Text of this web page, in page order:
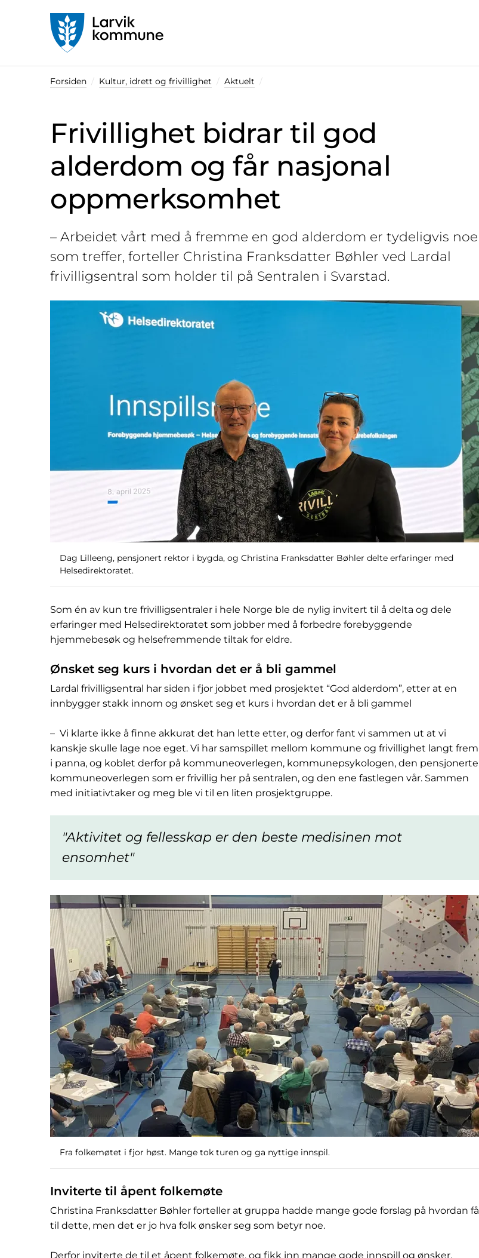
Forsiden Kultur, idrett og frivillighet Aktuelt
Frivillighet bidrar til god
alderdom og får nasjonal
oppmerksomhet
– Arbeidet vårt med å fremme en god alderdom er tydeligvis noe
som treffer, forteller Christina Franksdatter Bøhler ved Lardal
frivilligsentral som holder til på Sentralen i Svarstad.
Dag Lilleeng, pensjonert rektor i bygda, og Christina Franksdatter Bøhler delte erfaringer med
Helsedirektoratet.
Som én av kun tre frivilligsentraler i hele Norge ble de nylig invitert til å delta og dele
erfaringer med Helsedirektoratet som jobber med å forbedre forebyggende
hjemmebesøk og helsefremmende tiltak for eldre.
Ønsket seg kurs i hvordan det er å bli gammel
Lardal frivilligsentral har siden i fjor jobbet med prosjektet “God alderdom”, etter at en
innbygger stakk innom og ønsket seg et kurs i hvordan det er å bli gammel
– Vi klarte ikke å finne akkurat det han lette etter, og derfor fant vi sammen ut at vi
kanskje skulle lage noe eget. Vi har samspillet mellom kommune og frivillighet langt frem
i panna, og koblet derfor på kommuneoverlegen, kommunepsykologen, den pensjonerte
kommuneoverlegen som er frivillig her på sentralen, og den ene fastlegen vår. Sammen
med initiativtaker og meg ble vi til en liten prosjektgruppe.
Aktivitet og fellesskap er den beste medisinen mot
ensomhet
Fra folkemøtet i fjor høst. Mange tok turen og ga nyttige innspil.
Inviterte til åpent folkemøte
Christina Franksdatter Bøhler forteller at gruppa hadde mange gode forslag på hvordan få
til dette, men det er jo hva folk ønsker seg som betyr noe.
Derfor inviterte de til et åpent folkemøte, og fikk inn mange gode innspill og ønsker.